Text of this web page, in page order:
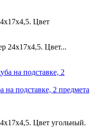
Цвет
24х17х4,5. Цвет...
на подставке, 2 предмета
Цвет угольный.